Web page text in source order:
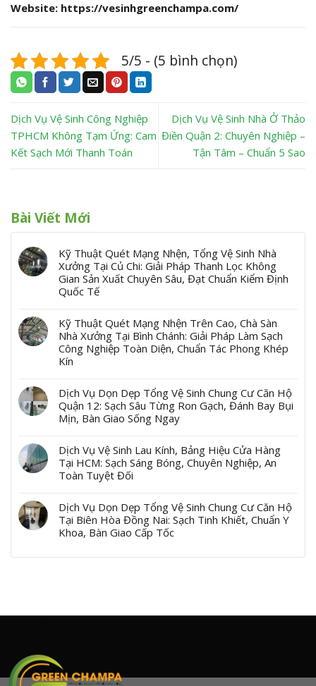
Website: https://vesinhgreenchampa.com/
5/5 - (5 bình chọn)
Dịch Vụ Vệ Sinh Công Nghiệp
TPHCM Không Tạm Ứng: Cam
Kết Sạch Mới Thanh Toán
Dịch Vụ Vệ Sinh Nhà Ở Thảo
Điền Quận 2: Chuyên Nghiệp –
Tận Tâm – Chuẩn 5 Sao
Bài Viết Mới
Kỹ Thuật Quét Mạng Nhện, Tổng Vệ Sinh Nhà
Xưởng Tại Củ Chi: Giải Pháp Thanh Lọc Không
Gian Sản Xuất Chuyên Sâu, Đạt Chuẩn Kiểm Định
Quốc Tế
Kỹ Thuật Quét Mạng Nhện Trên Cao, Chà Sàn
Nhà Xưởng Tại Bình Chánh: Giải Pháp Làm Sạch
Công Nghiệp Toàn Diện, Chuẩn Tác Phong Khép
Kín
Dịch Vụ Dọn Dẹp Tổng Vệ Sinh Chung Cư Căn Hộ
Quận 12: Sạch Sâu Từng Ron Gạch, Đánh Bay Bụi
Mịn, Bàn Giao Sống Ngay
Dịch Vụ Vệ Sinh Lau Kính, Bảng Hiệu Cửa Hàng
Tại HCM: Sạch Sáng Bóng, Chuyên Nghiệp, An
Toàn Tuyệt Đối
Dịch Vụ Dọn Dẹp Tổng Vệ Sinh Chung Cư Căn Hộ
Tại Biên Hòa Đồng Nai: Sạch Tinh Khiết, Chuẩn Y
Khoa, Bàn Giao Cấp Tốc